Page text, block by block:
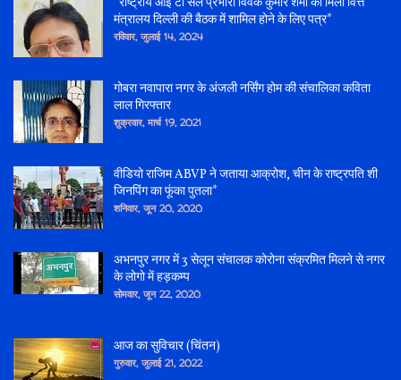
मंत्रालय दिल्ली की बैठक में शामिल होने के लिए पत्र*
रविवार, जुलाई 14, 2024
गोबरा नवापारा नगर के अंजली नर्सिंग होम की संचालिका कविता
लाल गिरफ्तार
शुक्रवार, मार्च 19, 2021
वीडियो राजिम ABVP ने जताया आक्रोश, चीन के राष्ट्रपति शी
जिनपिंग का फूंका पुतला*
शनिवार, जून 20, 2020
अभनपुर नगर में 3 सेलून संचालक कोरोना संक्रमित मिलने से नगर
के लोगो में हड़कम्प
सोमवार, जून 22, 2020
आज का सुविचार (चिंतन)
गुरुवार, जुलाई 21, 2022